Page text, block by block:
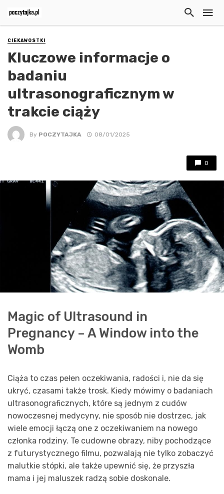
CIEKAWOSTKI
Kluczowe informacje o
badaniu
ultrasonograficznym w
trakcie ciąży
By POCZYTAJKA 08/01/2025
0
Magic of Ultrasound in
Pregnancy – A Window into the
Womb
Ciąża to czas pełen oczekiwania, radości i, nie da się
ukryć, czasami także trosk. Kiedy mówimy o badaniach
ultrasonograficznych, które są jednym z cudów
nowoczesnej medycyny, nie sposób nie dostrzec, jak
wiele emocji łączą one z oczekiwaniem na nowego
członka rodziny. Te cudowne obrazy, niby pochodzące
z futurystycznego filmu, pozwalają nie tylko zobaczyć
malutkie stópki, ale także upewnić się, że przyszła
mama i jej maluszek radzą sobie doskonale.